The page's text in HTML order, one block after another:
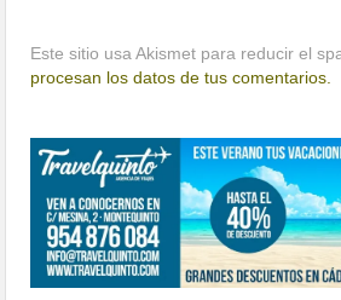
Este sitio usa Akismet para reducir el
procesan los datos de tus comentarios.